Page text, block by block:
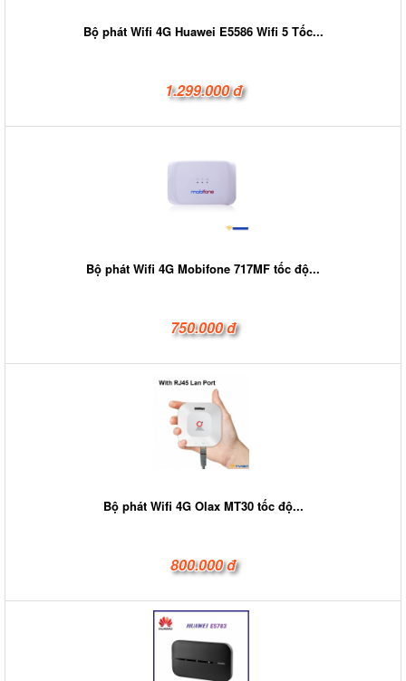
Bộ phát Wifi 4G Huawei E5586 Wifi 5 Tốc...
1.299.000 đ
Bộ phát Wifi 4G Mobifone 717MF tốc độ...
750.000 đ
Bộ phát Wifi 4G Olax MT30 tốc độ...
800.000 đ